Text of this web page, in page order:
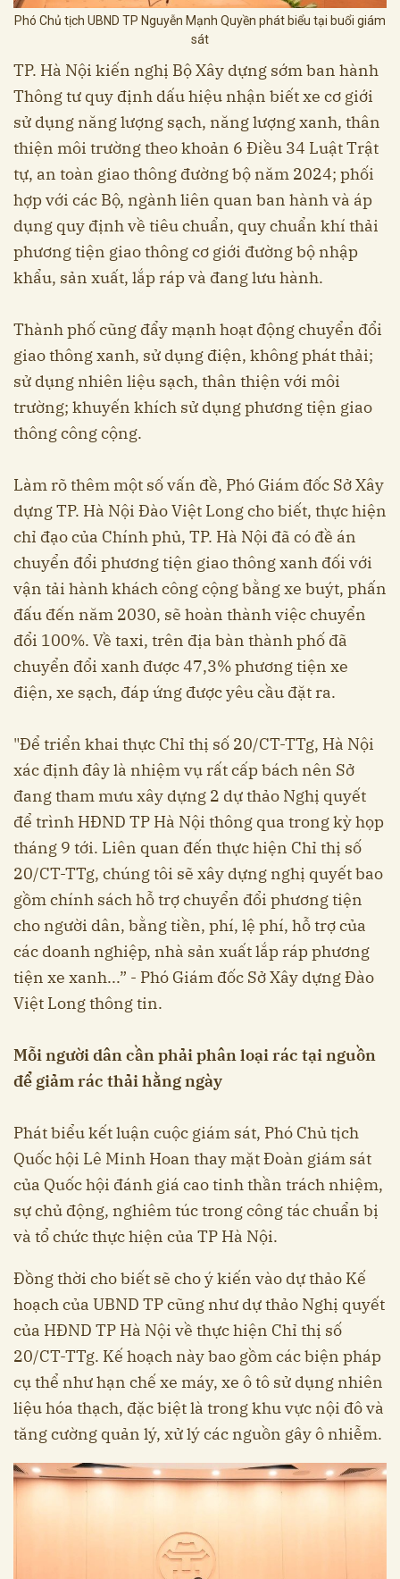
Phó Chủ tịch UBND TP Nguyễn Mạnh Quyền phát biểu tại buổi giám
sát
TP. Hà Nội kiến nghị Bộ Xây dựng sớm ban hành
Thông tư quy định dấu hiệu nhận biết xe cơ giới
sử dụng năng lượng sạch, năng lượng xanh, thân
thiện môi trường theo khoản 6 Điều 34 Luật Trật
tự, an toàn giao thông đường bộ năm 2024; phối
hợp với các Bộ, ngành liên quan ban hành và áp
dụng quy định về tiêu chuẩn, quy chuẩn khí thải
phương tiện giao thông cơ giới đường bộ nhập
khẩu, sản xuất, lắp ráp và đang lưu hành.
Thành phố cũng đẩy mạnh hoạt động chuyển đổi
giao thông xanh, sử dụng điện, không phát thải;
sử dụng nhiên liệu sạch, thân thiện với môi
trường; khuyến khích sử dụng phương tiện giao
thông công cộng.
Làm rõ thêm một số vấn đề, Phó Giám đốc Sở Xây
dựng TP. Hà Nội Đào Việt Long cho biết, thực hiện
chỉ đạo của Chính phủ, TP. Hà Nội đã có đề án
chuyển đổi phương tiện giao thông xanh đối với
vận tải hành khách công cộng bằng xe buýt, phấn
đấu đến năm 2030, sẽ hoàn thành việc chuyển
đổi 100%. Về taxi, trên địa bàn thành phố đã
chuyển đổi xanh được 47,3% phương tiện xe
điện, xe sạch, đáp ứng được yêu cầu đặt ra.
"Để triển khai thực Chỉ thị số 20/CT-TTg, Hà Nội
xác định đây là nhiệm vụ rất cấp bách nên Sở
đang tham mưu xây dựng 2 dự thảo Nghị quyết
để trình HĐND TP Hà Nội thông qua trong kỳ họp
tháng 9 tới. Liên quan đến thực hiện Chỉ thị số
20/CT-TTg, chúng tôi sẽ xây dựng nghị quyết bao
gồm chính sách hỗ trợ chuyển đổi phương tiện
cho người dân, bằng tiền, phí, lệ phí, hỗ trợ của
các doanh nghiệp, nhà sản xuất lắp ráp phương
tiện xe xanh...” - Phó Giám đốc Sở Xây dựng Đào
Việt Long thông tin.
Mỗi người dân cần phải phân loại rác tại nguồn
để giảm rác thải hằng ngày
Phát biểu kết luận cuộc giám sát, Phó Chủ tịch
Quốc hội Lê Minh Hoan thay mặt Đoàn giám sát
của Quốc hội đánh giá cao tinh thần trách nhiệm,
sự chủ động, nghiêm túc trong công tác chuẩn bị
và tổ chức thực hiện của TP Hà Nội.
Đồng thời cho biết sẽ cho ý kiến vào dự thảo Kế
hoạch của UBND TP cũng như dự thảo Nghị quyết
của HĐND TP Hà Nội về thực hiện Chỉ thị số
20/CT-TTg. Kế hoạch này bao gồm các biện pháp
cụ thể như hạn chế xe máy, xe ô tô sử dụng nhiên
liệu hóa thạch, đặc biệt là trong khu vực nội đô và
tăng cường quản lý, xử lý các nguồn gây ô nhiễm.